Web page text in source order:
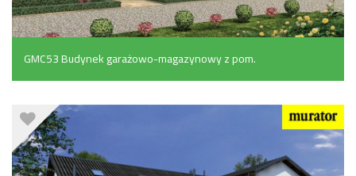
GMC53 Budynek garażowo-magazynowy z pom.
pomocniczymi (175 m²)